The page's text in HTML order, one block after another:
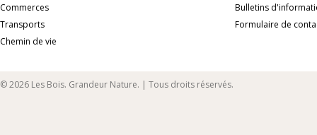
Commerces
Transports
Chemin de vie
Bulletins
Formulaire de
© 2026 Les Bois. Grandeur Nature. | Tous droits réservés.